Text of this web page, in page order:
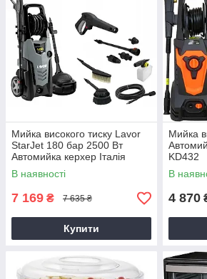
Мийка високого тиску Lavor
StarJet 180 бар 2500 Вт
Автомийка керхер Італія
В наявності
7 169 ₴ 7 635 ₴
Купити
Мийка
KD432
В
4 870